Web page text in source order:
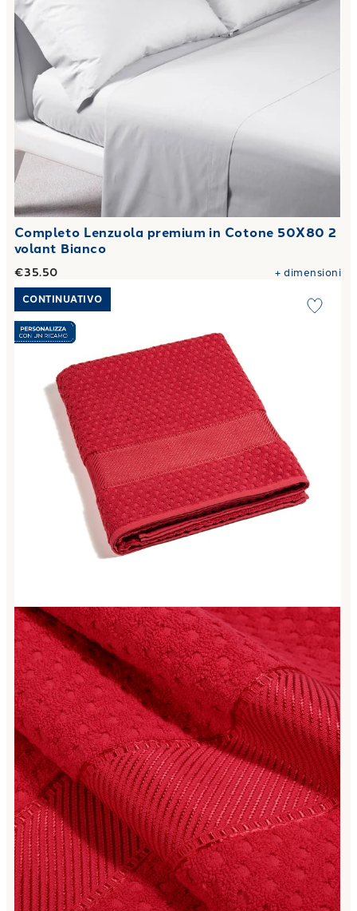
Completo Lenzuola premium in Cotone 50X80 2
volant Bianco
€35.50 +dimensioni
Link to "Telo Bagno Sirena in Cotone 450 gr/mq
CONTINUATIVO